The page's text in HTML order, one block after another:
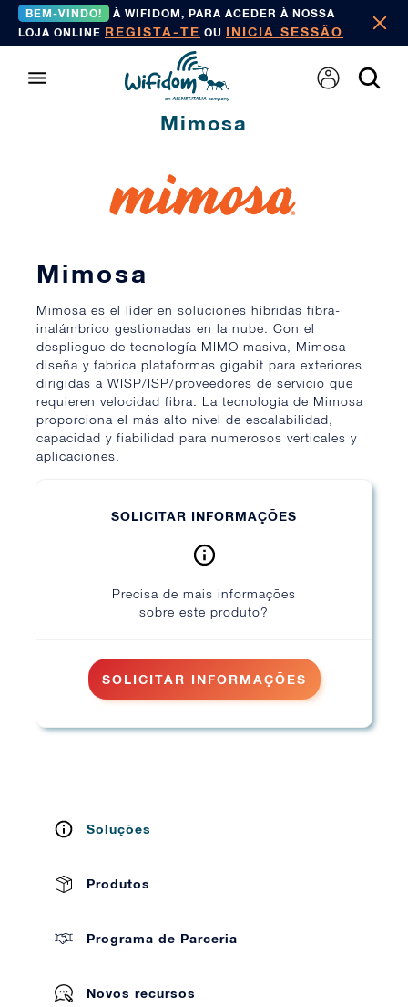
BEM-VINDO!
À WIFIDOM, PARA ACEDER À NOSSA
LOJA ONLINE REGISTA-TE OU INICIA SESSÃO
Mimosa
Mimosa
Mimosa es el líder en soluciones híbridas fibra-
inalámbrico gestionadas en la nube. Con el
despliegue de tecnología MIMO masiva, Mimosa
diseña y fabrica plataformas gigabit para exteriores
dirigidas a WISP/ISP/proveedores de servicio que
requieren velocidad fibra. La tecnología de Mimosa
proporciona el más alto nivel de escalabilidad,
capacidad y fiabilidad para numerosos verticales y
aplicaciones.
SOLICITAR INFORMAÇÕES
Precisa de mais informações
sobre este produto?
SOLICITAR INFORMAÇÕES
Soluções
Produtos
Programa de Parceria
Novos recursos